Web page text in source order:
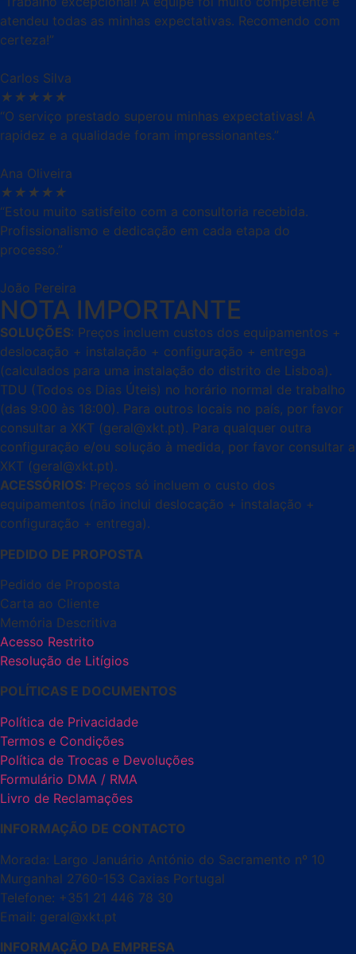
atendeu todas as minhas expectativas. Recomendo com
certeza!”
Carlos Silva
★ ★ ★ ★ ★
“O serviço prestado superou minhas expectativas! A
rapidez e a qualidade foram impressionantes.”
Ana Oliveira
★ ★ ★ ★ ★
“Estou muito satisfeito com a consultoria recebida.
Profissionalismo e dedicação em cada etapa do
processo.”
João Pereira
NOTA IMPORTANTE
SOLUÇÕES: Preços incluem custos dos equipamentos +
deslocação + instalação + configuração + entrega
(calculados para uma instalação do distrito de Lisboa).
TDU (Todos os Dias Úteis) no horário normal de trabalho
(das 9:00 às 18:00). Para outros locais no país, por favor
consultar a XKT (geral@xkt.pt). Para qualquer outra
configuração e/ou solução à medida, por favor consultar a
XKT (geral@xkt.pt).
ACESSÓRIOS: Preços só incluem o custo dos
equipamentos (não inclui deslocação + instalação +
configuração + entrega).
PEDIDO DE PROPOSTA
Pedido de Proposta
Carta ao Cliente
Memória Descritiva
Acesso Restrito
Resolução de Litígios
POLÍTICAS E DOCUMENTOS
Política de Privacidade
Termos e Condições
Política de Trocas e Devoluções
Formulário DMA / RMA
Livro de Reclamações
INFORMAÇÃO DE CONTACTO
Morada: Largo Januário António do Sacramento nº 10
Murganhal 2760-153 Caxias Portugal
Telefone: +351 21 446 78 30
Email: geral@xkt.pt
INFORMAÇÃO DA EMPRESA